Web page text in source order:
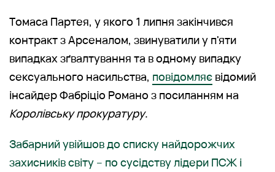
Томаса Партея, у якого 1 липня закінчився
контракт з Арсеналом, звинуватили у п'яти
випадках зґвалтування та в одному випадку
сексуального насильства, повідомляє відомий
інсайдер Фабріціо Романо з посиланням на
Королівську прокуратуру.
Забарний увійшов до списку найдорожчих
захисників світу – по сусідству лідери ПСЖ і